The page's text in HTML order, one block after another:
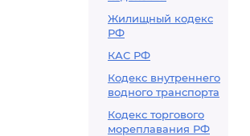
Жилищный кодекс
РФ
КАС РФ
Кодекс внутреннего
водного транспорта
Кодекс торгового
мореплавания РФ